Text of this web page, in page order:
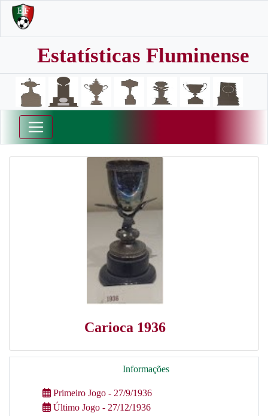
Estatísticas Fluminense
Carioca 1936
Informações
Primeiro Jogo - 27/9/1936
Último Jogo - 27/12/1936